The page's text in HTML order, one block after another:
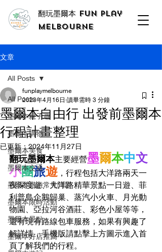
翻玩墨爾本 Fun Play
Melbourne
文章
All Posts
墨爾本親子遊
墨爾本購物
墨爾本美食
墨爾本交通
墨爾本旅游常見問題
墨爾本限時活動
墨爾本景點
墨爾本好店推薦
All Posts
墨爾本自由行 出發前墨爾本
行程計畫整理
funplaymelbourne
2023年4月16日 讀畢需時 3 分鐘
已更新： 2024年11月27日
翻玩墨爾本主要經營墨爾本中文
小團旅遊 ，行程包括大洋路兩天一
夜深度遊、大洋路精華景點一日遊、菲
利普島企鵝歸巢、蒸汽小火車、月光動
物園、亞拉河谷酒莊、彩色小屋等等，
還有現有路線包車服務，如果有興趣了
解詳情，手機版請點擊上方圖示進入首
頁了解我們的行程。